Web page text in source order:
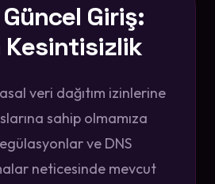
Giriş:
Kesintisizlik
veri dağıtım izinlerine
sahip olmamıza
ve DNS
neticesinde mevcut